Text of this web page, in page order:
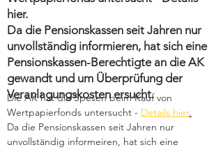
Die AK hat die Spesen beim Kauf von
Wertpapierfonds untersucht - Details hier.
Da die Pensionskassen seit Jahren nur
unvollständig informeiren, hat sich eine
hier.
Da die Pensionskassen seit Jahren nur
unvollständig informieren, hat sich eine
Pensionskassen-Berechtigte an die AK
gewandt und um Überprüfung der
Veranlagungskosten ersucht.